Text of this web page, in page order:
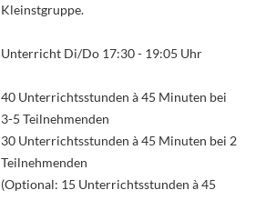
Kleinstgruppe.
Unterricht Di/Do 17:30 - 19:05 Uhr
40 Unterrichtsstunden à 45 Minuten bei
3-5 Teilnehmenden
30 Unterrichtsstunden à 45 Minuten bei 2
Teilnehmenden
(Optional: 15 Unterrichtsstunden à 45